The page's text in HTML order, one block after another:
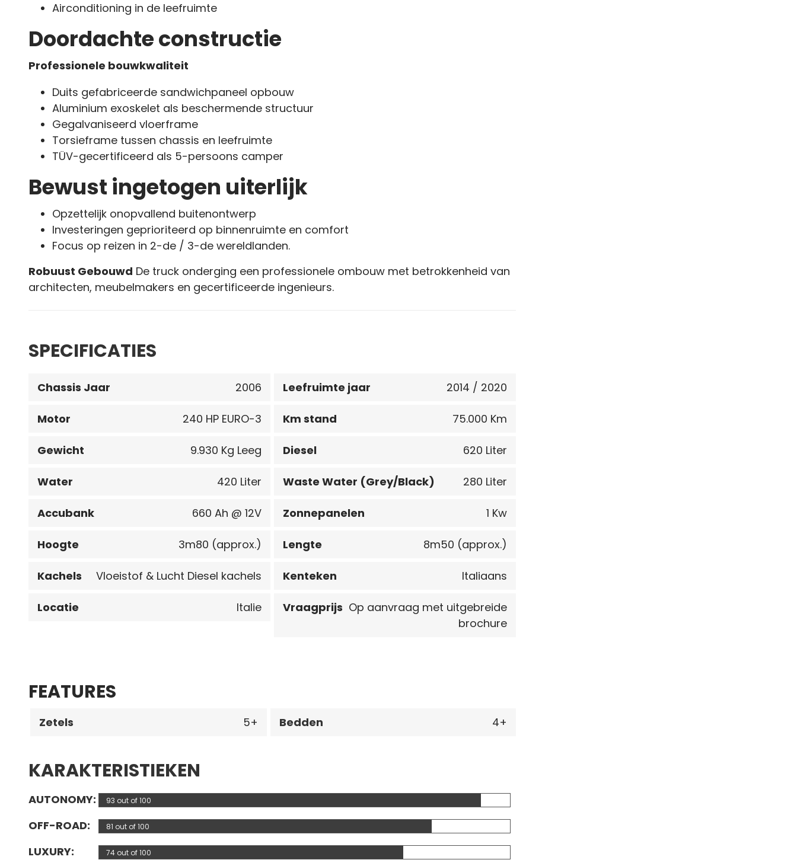
Airconditioning in de leefruimte
Doordachte constructie
Professionele bouwkwaliteit
Duits gefabriceerde sandwichpaneel opbouw
Aluminium exoskelet als beschermende structuur
Gegalvaniseerd vloerframe
Torsieframe tussen chassis en leefruimte
TÜV-gecertificeerd als 5-persoons camper
Bewust ingetogen uiterlijk
Opzettelijk onopvallend buitenontwerp
Investeringen geprioriteerd op binnenruimte en comfort
Focus op reizen in 2-de / 3-de wereldlanden.
Robuust Gebouwd De truck onderging een professionele ombouw met betrokkenheid van
architecten, meubelmakers en gecertificeerde ingenieurs.
SPECIFICATIES
Chassis Jaar 2006 Leefruimte jaar 2014 / 2020
Motor 240 HP EURO-3 Km stand 75.000 Km
Gewicht 9.930 Kg Leeg Diesel 620 Liter
Water 420 Liter Waste Water (Grey/Black) 280 Liter
Accubank 660 Ah @ 12V Zonnepanelen 1 Kw
Hoogte 3m80 (approx.) Lengte 8m50 (approx.)
Kachels Vloeistof & Lucht Diesel kachels Kenteken Italiaans
Locatie Italie Vraagprijs Op aanvraag met uitgebreide
brochure
FEATURES
Zetels 5 Bedden 4
KARAKTERISTIEKEN
AUTONOMY 93 out of 100
OFF-ROAD 81 out of 100
LUXURY 74 out of 100